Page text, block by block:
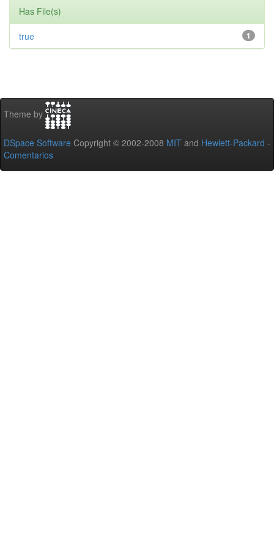
Has File(s)
1
true
Theme by
DSpace Software Copyright © 2002-2008 MIT and Hewlett-Packard -
Comentarios